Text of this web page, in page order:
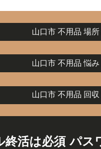
山口市 不用品 場所
山口市 不用品 悩
山口市 不用品 回
終活は必須 パス